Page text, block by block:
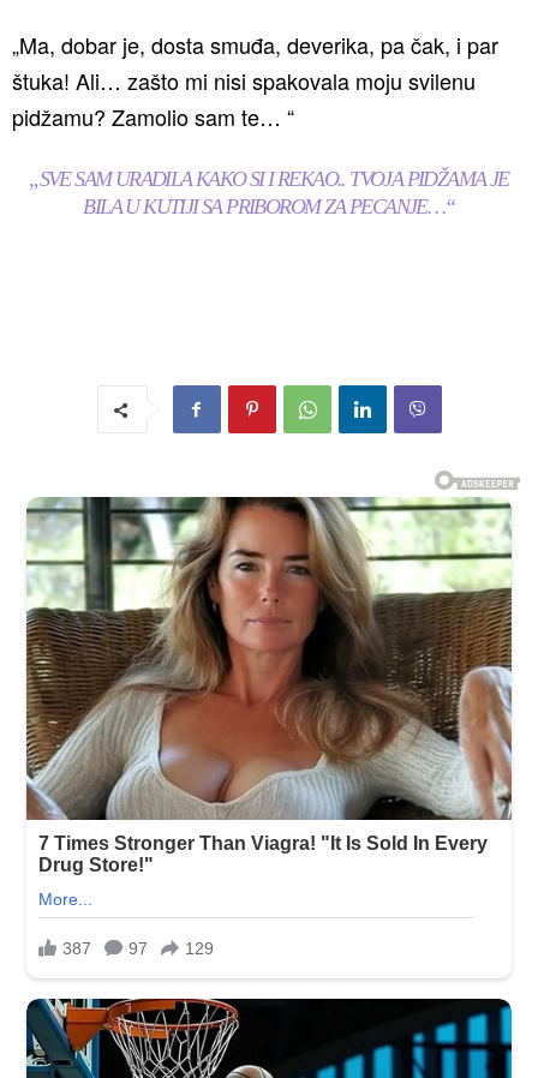
„Ma, dobar je, dosta smuđa, deverika, pa čak, i par
štuka! Ali… zašto mi nisi spakovala moju svilenu
pidžamu? Zamolio sam te… “
„SVE SAM URADILA KAKO SI I REKAO.. TVOJA PIDŽAMA JE
BILA U KUTIJI SA PRIBOROM ZA PECANJE…“